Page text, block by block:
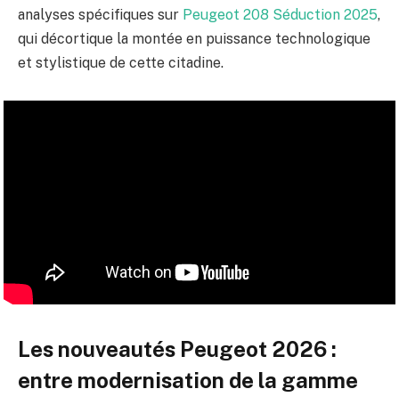
analyses spécifiques sur Peugeot 208 Séduction 2025,
qui décortique la montée en puissance technologique
et stylistique de cette citadine.
Les nouveautés Peugeot 2026 :
entre modernisation de la gamme